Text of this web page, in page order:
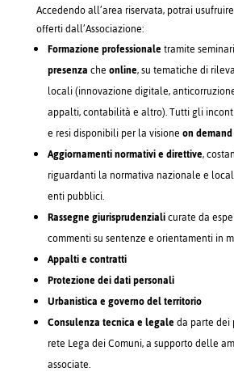
Accedendo all’area riservata, potrai
offerti dall’Associazione:
Formazione professionaletramite
presenzacheonline, su tematiche di
locali (innovazione digitale,
appalti, contabilità e altro). Tutti gli
e resi disponibili per la visioneon demand
Aggiornamenti normativi e direttive,
riguardanti la normativa nazionale e
enti pubblici.
Rassegne giurisprudenzialicurate da
commenti su sentenze e orientamenti in
Appalti e contratti
Protezione dei dati personali
Urbanistica e governo del territorio
Consulenza tecnica e legaleda parte dei
rete Lega dei Comuni, a supporto delle
associate.